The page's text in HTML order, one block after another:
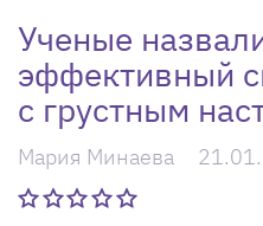
Ученые
эффективный
с грустным
Мария Минаева